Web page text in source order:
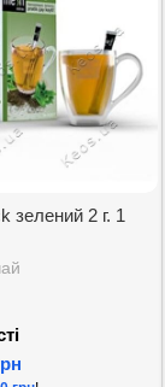
зелений 2 г. 1